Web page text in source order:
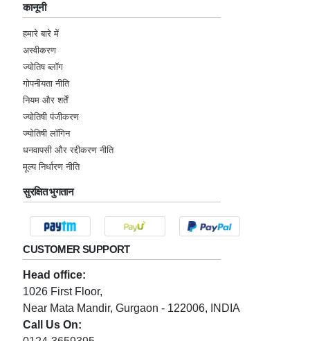
कानूनी
हमारे बारे में
अस्वीकरण
ज्योतिष ब्लॉग
गोपनीयता नीति
नियम और शर्तें
ज्योतिषी पंजीकरण
ज्योतिषी लॉगिन
धनवापसी और रद्दीकरण नीति
मूल्य निर्धारण नीति
सुरक्षित भुगतान
CUSTOMER SUPPORT
Head office:
1026 First Floor,
Near Mata Mandir, Gurgaon - 122006, INDIA
Call Us On: